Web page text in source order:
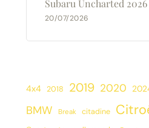
Subaru Uncharted
20/07/2026
4x4 2018 2019 2020
BMW Break citadine